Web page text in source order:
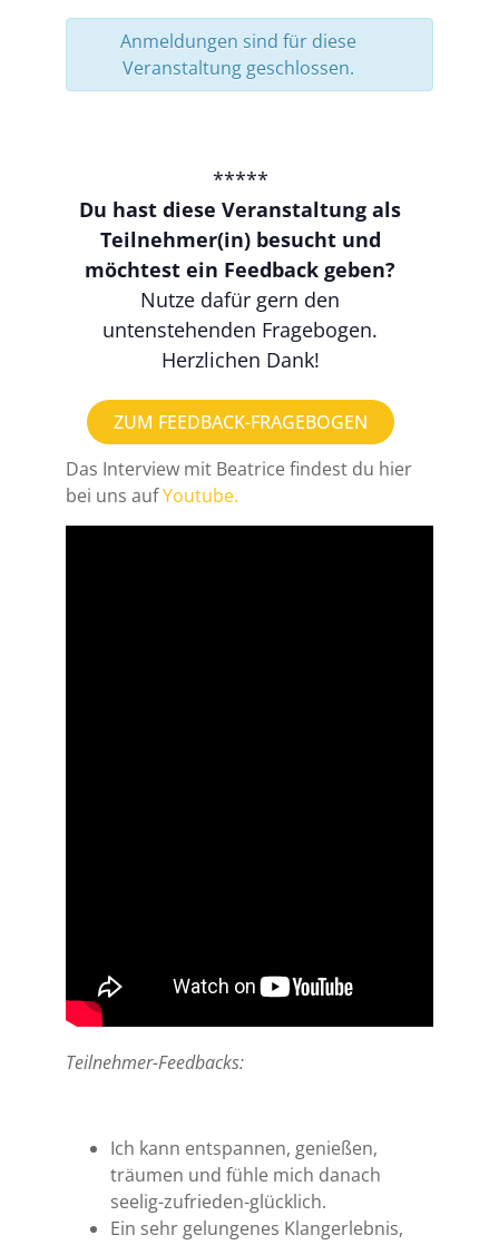
Anmeldungen sind für diese
Veranstaltung geschlossen.
*****
Du hast diese Veranstaltung als
Teilnehmer(in) besucht und
möchtest ein Feedback geben?
Nutze dafür gern den
untenstehenden Fragebogen.
Herzlichen Dank!
ZUM FEEDBACK-FRAGEBOGEN
Das Interview mit Beatrice findest du hier
bei uns aufYoutube.
Teilnehmer-Feedbacks:
Ich kann entspannen, genießen,
träumen und fühle mich danach
seelig-zufrieden-glücklich.
Ein sehr gelungenes Klangerlebnis,